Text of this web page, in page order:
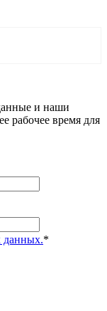
и наши
рабочее время для
данных.*